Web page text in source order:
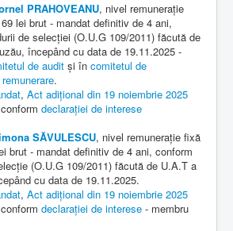
PRAHOVEANU, nivel remunerație
lei brut - mandat definitiv de 4 ani,
de selecției (O.U.G 109/2011) făcută de
începând cu data de 19.11.2025 -
de audit și în comitetul de
.
, Act adițional din 19 noiembrie 2025
declarației de interese
SĂVULESCU, nivel remunerație fixă
brut - mandat definitiv de 4 ani, conform
(O.U.G 109/2011) făcută de U.A.T a
cu data de 19.11.2025.
, Act adițional din 19 noiembrie 2025
declarației de interese - membru